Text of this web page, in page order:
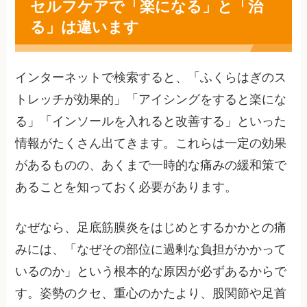
セルフケアで「楽になる」と「治
る」は違います
インターネットで検索すると、「ふくらはぎのス
トレッチが効果的」「アイシングをすると楽にな
る」「インソールを入れると改善する」といった
情報がたくさん出てきます。これらは一定の効果
があるものの、あくまで一時的な痛みの緩和策で
あることを知っておく必要があります。
なぜなら、足底筋膜炎をはじめとするかかとの痛
みには、「なぜその部位に過剰な負担がかかって
いるのか」という根本的な原因が必ずあるからで
す。姿勢のクセ、重心のかたより、股関節や足首